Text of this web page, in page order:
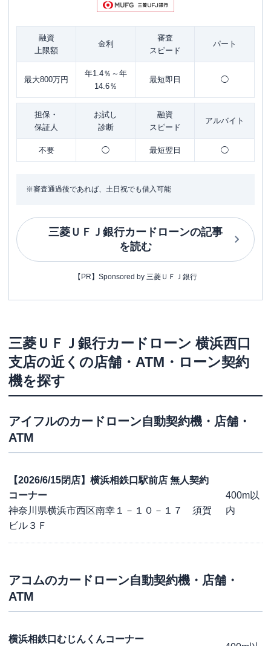
融資
上限額
金利
審査
スピード
パート
最大800万円
年1.4％～年
14.6％
最短即日 ◯
担保・
保証人
お試し
診断
融資
スピード
アルバイト
不要 ◯ 最短翌日 ◯
※審査通過後であれば、土日祝でも借入可能
三菱ＵＦＪ銀行カードローンの記事
を読む
【PR】Sponsored by 三菱ＵＦＪ銀行
三菱ＵＦＪ銀行カードローン 横浜西口
支店の近くの店舗・ATM・ローン契約
機を探す
アイフルのカードローン自動契約機・店舗・
ATM
【2026/6/15閉店】横浜相鉄口駅前店 無人契約
コーナー
神奈川県横浜市西区南幸１－１０－１７ 須賀
ビル３Ｆ
400m以
内
アコムのカードローン自動契約機・店舗・
ATM
横浜相鉄口むじんくんコーナー